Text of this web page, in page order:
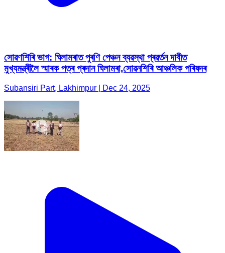
সোৱণশিৰি ভাগ: ঘিলামৰাত পুৰণি পেঞ্চন ব্যৱস্থা প্ৰৱৰ্তন দাবীত
মুখ্যমন্ত্ৰীলৈ স্মাৰক পত্ৰ প্ৰদান ঘিলামৰা,সোৱনশিৰি আঞ্চলিক পৰিষদৰ
Subansiri Part, Lakhimpur | Dec 24, 2025